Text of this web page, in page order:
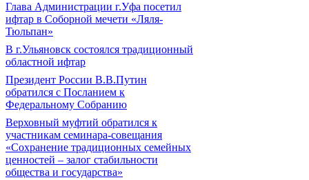
Глава Администрации г.Уфа посетил
ифтар в Соборной мечети «Ляля-
Тюльпан»
В г.Ульяновск состоялся традиционный
областной ифтар
Президент России В.В.Путин
обратился с Посланием к
Федеральному Собранию
Верховный муфтий обратился к
участникам семинара-совещания
«Сохранение традиционных семейных
ценностей – залог стабильности
общества и государства»